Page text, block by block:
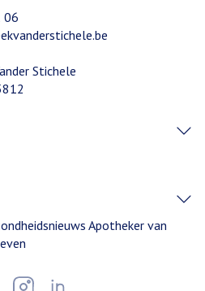
06
Stichele
Apotheker van